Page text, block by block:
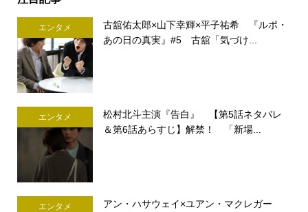
エンタメ
古舘佑太郎×山下幸輝×平子祐希 『ルポ・
あの日の真実』#5 古舘「気づけ...
エンタメ
松村北斗主演『告白』 【第5話ネタバレ
＆第6話あらすじ】解禁！ 「新場...
エンタメ
アン・ハサウェイ×ユアン・マクレガー